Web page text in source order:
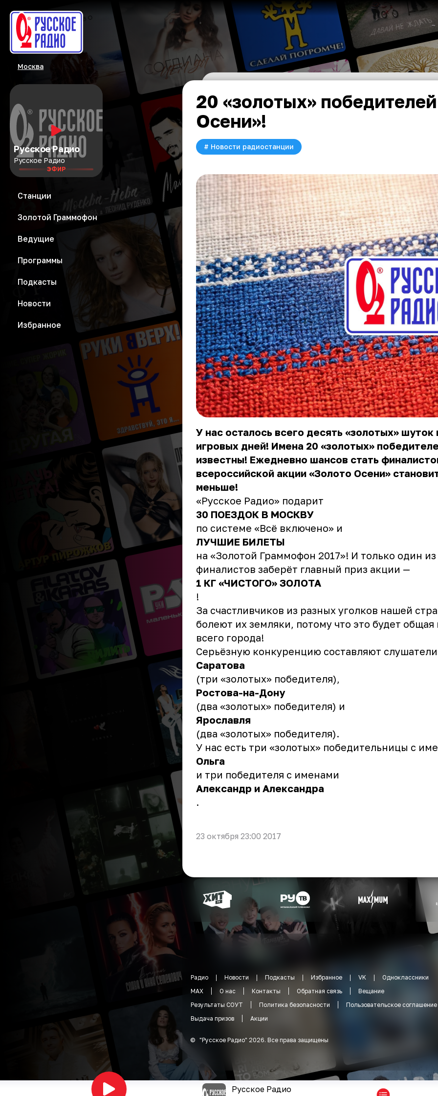
Москва
Русское Радио
Русское Радио
ЭФИР
Станции
Золотой Граммофон
Ведущие
Программы
Подкасты
Новости
Избранное
20 «золотых»
Осени»!
# Новости радиостанции
У нас осталось всего десять «золотых» шуток
игровых дней! Имена 20 «золотых»
известны! Ежедневно шансов стать
всероссийской акции «Золото Осени»
меньше!
«Русское Радио» подарит
30 ПОЕЗДОК В МОСКВУ
по системе «Всё включено» и
ЛУЧШИЕ БИЛЕТЫ
на «Золотой Граммофон 2017»! И только один из
финалистов заберёт главный приз акции —
1 КГ «ЧИСТОГО» ЗОЛОТА
!
За счастливчиков из разных уголков нашей
болеют их земляки, потому что это будет общая
всего города!
Серьёзную конкуренцию составляют
Саратова
(три «золотых» победителя),
Ростова-на-Дону
(два «золотых» победителя) и
Ярославля
(два «золотых» победителя).
У нас есть три «золотых» победительницы с
Ольга
и три победителя с именами
Александр и Александра
.
23 октября 23:00 2017
Радио Новости Подкасты Избранное VK
Одноклассники
MAX
О нас Контакты Обратная связь
Вещание
Результаты СОУТ
Политика безопасности
Пользовательское соглашение
Выдача призов
Акции
© "Русское Радио" 2026. Все права защищены
Русское Радио